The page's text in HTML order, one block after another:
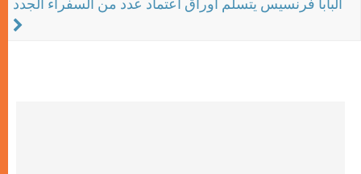
البابا فرنسيس يتسلم أوراق اعتماد عدد من السفراء الجدد